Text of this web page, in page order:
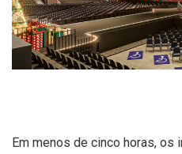
Em menos de cinco horas, os